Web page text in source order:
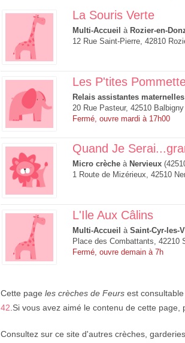
La Souris Verte
Multi-Accueil à Rozier-en-
12 Rue Saint-Pierre, 42810
Les P'tites
Relais assistantes maternelles
20 Rue Pasteur, 42510 Balbigny
Fermé, ouvre mardi à 17h00
Quand Je
Micro crèche à Nervieux
1 Route de Mizérieux, 42510
L'Ile Aux Câlins
Multi-Accueil à Saint-Cyr-les-
Place des Combattants, 42210
Fermé, ouvre demain à 7h
Cette page les crèches de Feurs est
42 .Si vous avez aimé le contenu de cette
Consultez sur ce site d'autres crèches,